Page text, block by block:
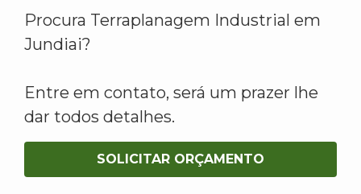
Procura Terraplanagem Industrial em
Jundiai?
Entre em contato, será um prazer lhe
dar todos detalhes.
SOLICITAR ORÇAMENTO